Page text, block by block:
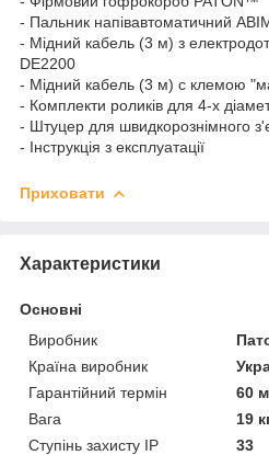
- Пальник напівавтоматичний
- Мідний кабель (3 м) з
DE2200
- Мідний кабель (3 м) с клемою
- Комплекти роликів для 4-х
- Штуцер для швидкорознімного
- Інструкція з експлуатації
Приховати
Характеристики
Основні
Виробник
Країна виробник
Гарантійний термін
60
Вага
19
Ступінь захисту IP
33